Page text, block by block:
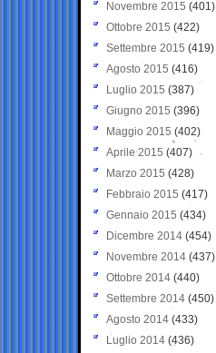
Novembre 2015 (401)
Ottobre 2015 (422)
Settembre 2015 (419)
Agosto 2015 (416)
Luglio 2015 (387)
Giugno 2015 (396)
Maggio 2015 (402)
Aprile 2015 (407)
Marzo 2015 (428)
Febbraio 2015 (417)
Gennaio 2015 (434)
Dicembre 2014 (454)
Novembre 2014 (437)
Ottobre 2014 (440)
Settembre 2014 (450)
Agosto 2014 (433)
Luglio 2014 (436)